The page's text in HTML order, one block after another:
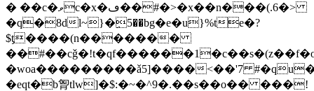
� ��c�ވc�x�ڡ��#�>�x��n���(.6�>
�q�8dl~}�ِ5��bg�e�u}%te�?
$ƫ����(n�������
�woa���������ǎ5]����<��'7
�eqt�b胷tlw]�$:�~�^9�.��s��o�� ���!